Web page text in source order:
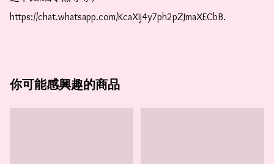
https://chat.whatsapp.com/KcaXIj4y7ph2pZJmaXECbB.
你可能感興趣的商品